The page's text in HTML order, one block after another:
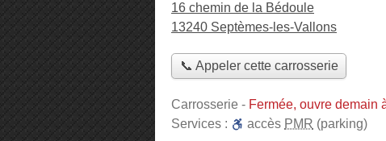
16 chemin de la Bédoule
13240 Septèmes-les-Vallons
📞 Appeler cette carrosserie
Carrosserie - Fermée, ouvre demain
Services :
accès PMR (parking)